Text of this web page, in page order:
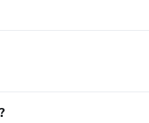
conforme avances